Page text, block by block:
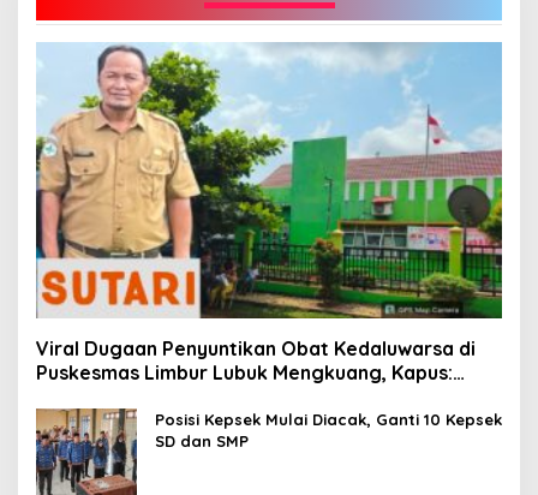
Viral Dugaan Penyuntikan Obat Kedaluwarsa di
Puskesmas Limbur Lubuk Mengkuang, Kapus:
Posisi Kepsek Mulai Diacak, Ganti 10 Kepsek
SD dan SMP